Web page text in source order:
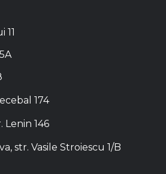
11
174
Lenin 146
str. Vasile Stroiescu 1/B